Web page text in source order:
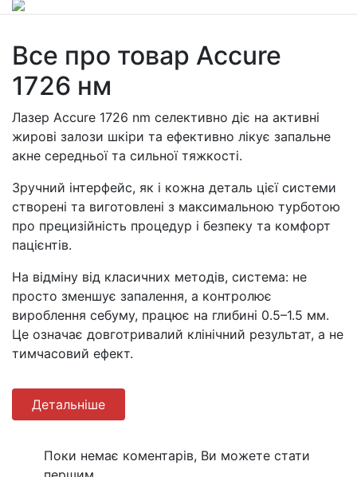
Все про товар Accure
1726 нм
Лазер Accure 1726 nm селективно діє на активні
жирові залози шкіри та ефективно лікує запальне
акне середньої та сильної тяжкості.
Зручний інтерфейс, як і кожна деталь цієї системи
створені та виготовлені з максимальною турботою
про прецизійність процедур і безпеку та комфорт
пацієнтів.
На відміну від класичних методів, система: не
просто зменшує запалення, а контролює
вироблення себуму, працює на глибині 0.5–1.5 мм.
Це означає довготривалий клінічний результат, а не
тимчасовий ефект.
Детальніше
Поки немає коментарів, Ви можете стати